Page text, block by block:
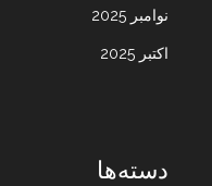
نوامبر 2025
اکتبر 2025
دسته‌ها